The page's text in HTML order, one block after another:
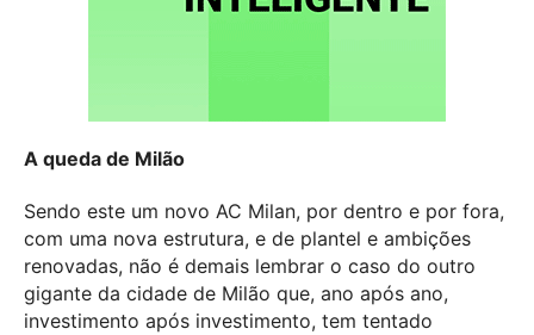
A queda de Milão
Sendo este um novo AC Milan, por dentro e por fora,
com uma nova estrutura, e de plantel e ambições
renovadas, não é demais lembrar o caso do outro
gigante da cidade de Milão que, ano após ano,
investimento após investimento, tem tentado